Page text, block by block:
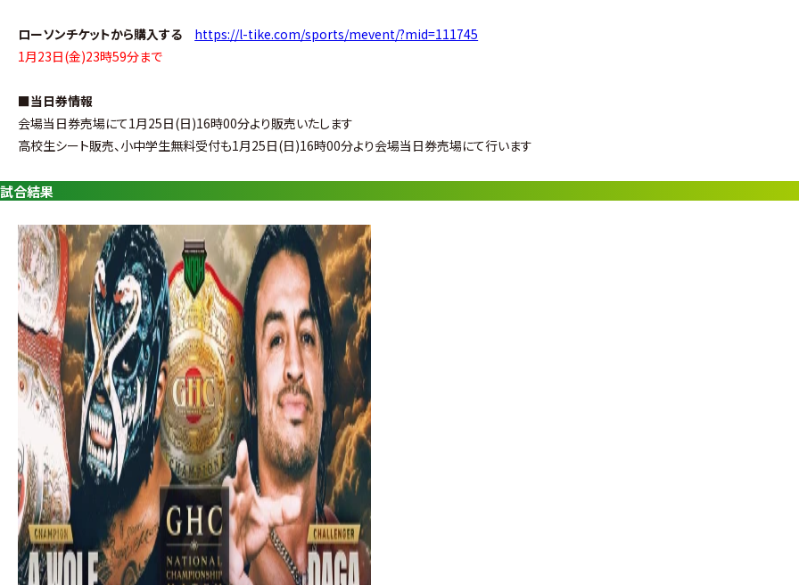
イローソンチケットから購入する
https://l-tike.com/sports/mevent/?mid=111745
1月23日(金)23時59分まで
■当日券情報
会場当日券売場にて1月25日(日)16時00分より販売いたします
高校生シート販売、小中学生無料受付も1月25日(日)16時00分より会場当日券売場にて行います
試合結果